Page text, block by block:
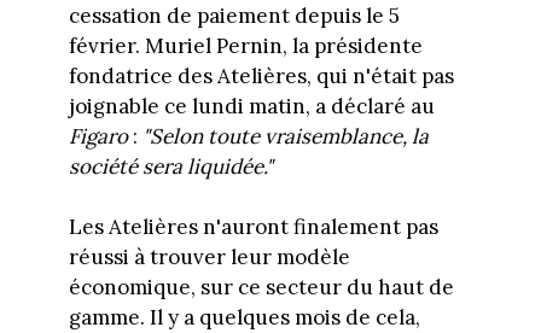
cessation de paiement depuis le 5
février. Muriel Pernin, la présidente
fondatrice des Atelières, qui n'était pas
joignable ce lundi matin, a déclaré au
Figaro: "Selon toute vraisemblance, la
société sera liquidée."
Les Atelières n'auront finalement pas
réussi à trouver leur modèle
économique, sur ce secteur du haut de
gamme. Il y a quelques mois de cela,